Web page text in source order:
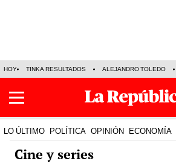
HOY TINKA RESULTADOS ALEJANDRO TOLEDO
LO ÚLTIMO POLÍTICA OPINIÓN ECONOMÍA
Cine y series